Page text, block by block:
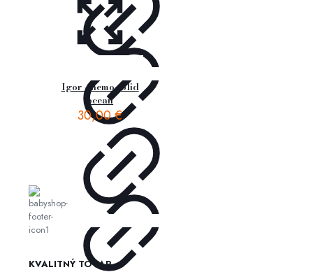
Igor – nemo solid
ocean
30,00€
KVALITNÝ TOVAR